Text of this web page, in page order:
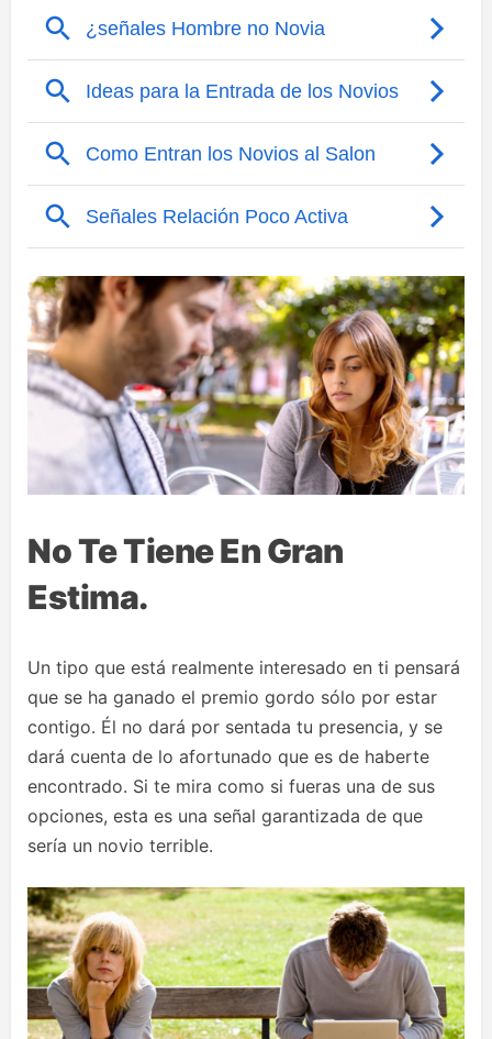
No Te Tiene En Gran
Estima.
Un tipo que está realmente interesado en ti pensará
que se ha ganado el premio gordo sólo por estar
contigo. Él no dará por sentada tu presencia, y se
dará cuenta de lo afortunado que es de haberte
encontrado. Si te mira como si fueras una de sus
opciones, esta es una señal garantizada de que
sería un novio terrible.